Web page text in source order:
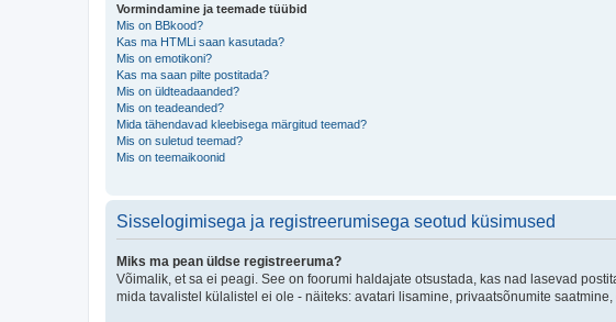
Vormindamine ja teemade tüübid
Mis on BBkood?
Kas ma HTMLi saan kasutada?
Mis on emotikoni?
Kas ma saan pilte postitada?
Mis on üldteadaanded?
Mis on teadeanded?
Mida tähendavad kleebisega märgitud teemad?
Mis on suletud teemad?
Mis on teemaikoonid
Sisselogimisega ja registreerumisega seotud küsimused
Miks ma pean üldse registreeruma?
Võimalik, et sa ei peagi. See on foorumi haldajate otsustada, kas nad lasevad
mida tavalistel külalistel ei ole - näiteks: avatari lisamine, privaatsõnumite